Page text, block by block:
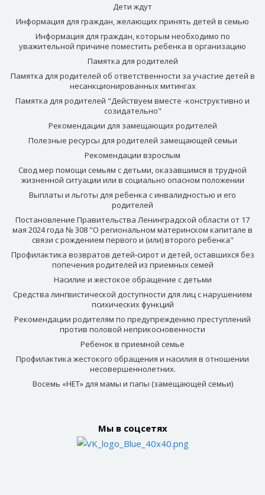
Дети ждут
Информация для граждан, желающих принять детей в семью
Информация для граждан, которым необходимо по
уважительной причине поместить ребенка в организацию
Памятка для родителей
Памятка для родителей об ответственности за участие детей в
несанкционированных митингах
Памятка для родителей "Действуем вместе -конструктивно и
созидательно"
Рекомендации для замещающих родителей
Полезные ресурсы для родителей замещающей семьи
Рекомендации взрослым
Свод мер помощи семьям с детьми, оказавшимся в трудной
жизненной ситуации или в социально опасном положении
Выплаты и льготы для ребенка с инвалидностью и его
родителей
Постановление Правительства Ленинградской области от 17
мая 2024 года № 308 "О региональном материнском капитале в
связи с рождением первого и (или) второго ребенка"
Профилактика возвратов детей-сирот и детей, оставшихся без
попечения родителей из приемных семей
Насилие и жестокое обращение с детьми
Средства лингвистической доступности для лиц с нарушением
психических функций
Рекомендации родителям по предупреждению преступлений
против половой неприкосновенности
Ребенок в приемной семье
Профилактика жестокого обращения и насилия в отношении
несовершеннолетних.
Восемь «НЕТ» для мамы и папы (замещающей семьи)
Мы в соцсетях